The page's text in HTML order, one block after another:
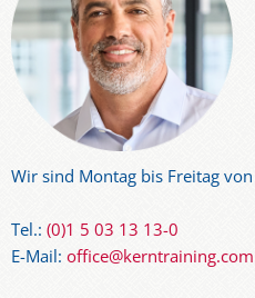
Wir sind Montag bis Freitag
Tel.: (0)1 5 03 13 13-0
E-Mail: office@kerntraining.com